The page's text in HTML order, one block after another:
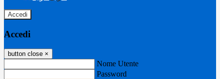
Accedi
Accedi
button close ×
Nome Utente
Password